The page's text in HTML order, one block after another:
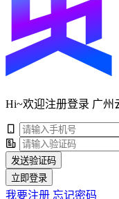
Hi~欢迎注册登录 广州
发送验证码
立即登录
我要注册 忘记密码